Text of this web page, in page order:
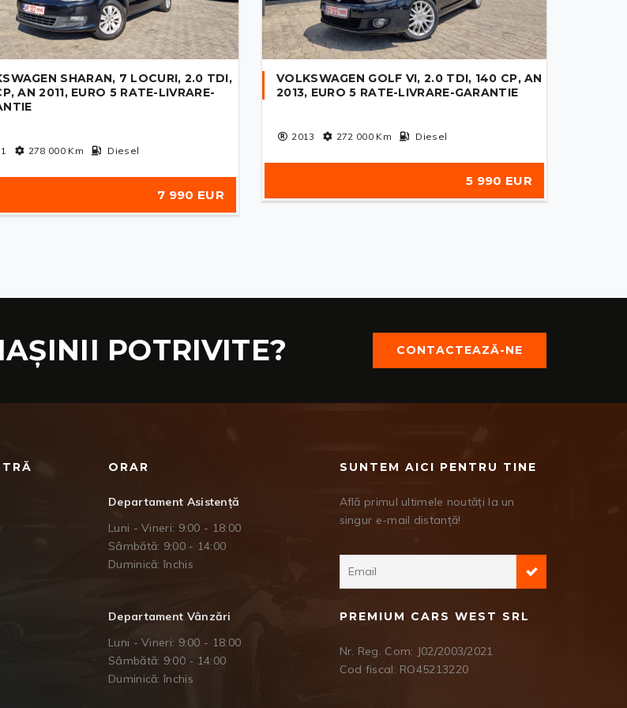
SHARAN, 7 LOCURI, 2.0 TDI,
AN 2011, EURO 5 RATE-LIVRARE-
278 000Km Diesel
7 990 EUR
VOLKSWAGEN GOLF VI, 2.0 TDI, 140 CP, AN
2013, EURO 5 RATE-LIVRARE-GARANTIE
2013 272 000Km Diesel
5 990 EUR
POTRIVITE? CONTACTEAZĂ-NE
ORAR
Departament Asistență
Luni - Vineri: 9:00 - 18:00
Sâmbătă: 9:00 - 14:00
Duminică: închis
Departament Vânzări
Luni - Vineri: 9:00 - 18:00
Sâmbătă: 9:00 - 14:00
Duminică: închis
SUNTEM AICI PENTRU TINE
Află primul ultimele noutăți la un
singur e-mail distanță!
PREMIUM CARS WEST SRL
Nr. Reg. Com: J02/2003/2021
Cod fiscal: RO45213220